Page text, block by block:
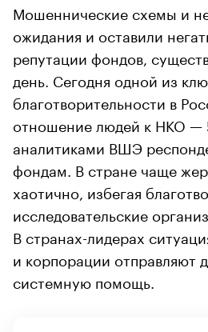
Мошеннические схемы и
ожидания и оставили
репутации фондов,
день. Сегодня одной из
благотворительности в
отношение людей к НКО —
аналитиками ВШЭ
фондам. В стране чаще
хаотично, избегая
исследовательские
В странах-лидерах
и корпорации отправляют
системную помощь.